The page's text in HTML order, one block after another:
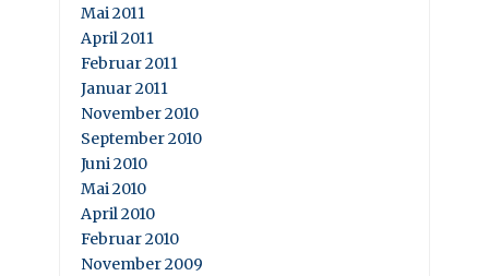
Mai 2011
April 2011
Februar 2011
Januar 2011
November 2010
September 2010
Juni 2010
Mai 2010
April 2010
Februar 2010
November 2009